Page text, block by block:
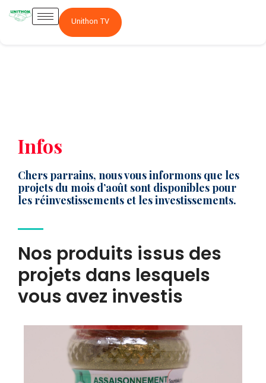
Unithon TV
Infos
Chers parrains, nous vous informons que les
projets du mois d’août sont disponibles pour
les réinvestissements et les investissements.
Nos produits issus des
projets dans lesquels
vous avez investis